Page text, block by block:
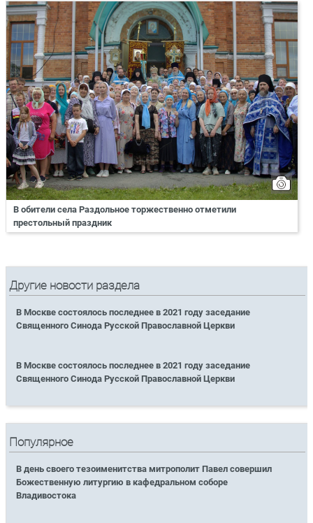
В обители села Раздольное торжественно отметили
престольный праздник
Другие новости раздела
В Москве состоялось последнее в 2021 году заседание
Священного Синода Русской Православной Церкви
В Москве состоялось последнее в 2021 году заседание
Священного Синода Русской Православной Церкви
Популярное
В день своего тезоименитства митрополит Павел совершил
Божественную литургию в кафедральном соборе
Владивостока